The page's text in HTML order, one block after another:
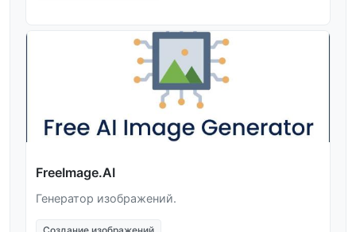
FreeImage.AI
Генератор изображений.